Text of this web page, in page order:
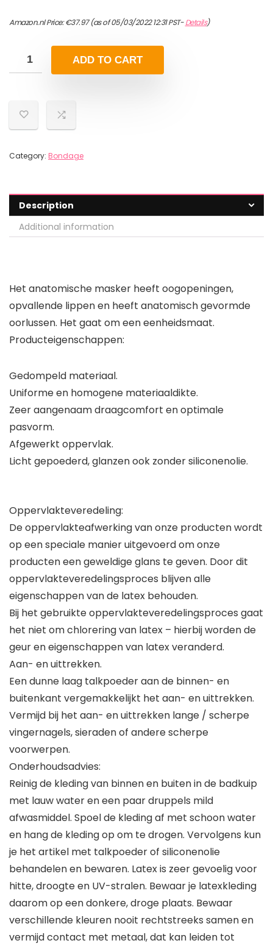
Amazon.nl Price:€37.97(as of 05/03/2022 12:31 PST-Details)
ADD TO CART
Category: Bondage
Description
Additional information
Het anatomische masker heeft oogopeningen,
opvallende lippen en heeft anatomisch gevormde
oorlussen. Het gaat om een eenheidsmaat.
Producteigenschappen:
Gedompeld materiaal.
Uniforme en homogene materiaaldikte.
Zeer aangenaam draagcomfort en optimale
pasvorm.
Afgewerkt oppervlak.
Licht gepoederd, glanzen ook zonder siliconenolie.
Oppervlakteveredeling:
De oppervlakteafwerking van onze producten wordt
op een speciale manier uitgevoerd om onze
producten een geweldige glans te geven. Door dit
oppervlakteveredelingsproces blijven alle
eigenschappen van de latex behouden.
Bij het gebruikte oppervlakteveredelingsproces gaat
het niet om chlorering van latex – hierbij worden de
geur en eigenschappen van latex veranderd.
Aan- en uittrekken.
Een dunne laag talkpoeder aan de binnen- en
buitenkant vergemakkelijkt het aan- en uittrekken.
Vermijd bij het aan- en uittrekken lange / scherpe
vingernagels, sieraden of andere scherpe
voorwerpen.
Onderhoudsadvies:
Reinig de kleding van binnen en buiten in de badkuip
met lauw water en een paar druppels mild
afwasmiddel. Spoel de kleding af met schoon water
en hang de kleding op om te drogen. Vervolgens kun
je het artikel met talkpoeder of siliconenolie
behandelen en bewaren. Latex is zeer gevoelig voor
hitte, droogte en UV-stralen. Bewaar je latexkleding
daarom op een donkere, droge plaats. Bewaar
verschillende kleuren nooit rechtstreeks samen en
vermijd contact met metaal, dat kan leiden tot